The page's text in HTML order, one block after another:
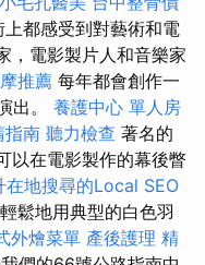
上都感受到對藝術和電
，電影製片人和音樂家
推薦 每年都會創作一
出。 養護中心 單人房
指南 聽力檢查 著名的
以在電影製作的幕後瞥
在地搜尋的Local SEO
鬆地用典型的白色羽
外燴菜單 產後護理 精